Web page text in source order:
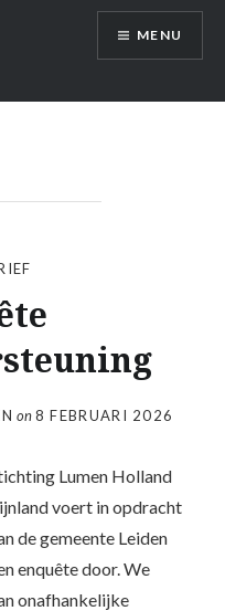
MENU
on8 FEBRUARI 2026
Lumen Holland
voert in opdracht
de gemeente Leiden
enquête door. We
onafhankelijke